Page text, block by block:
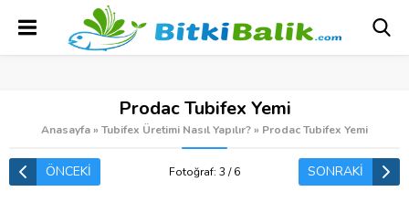
Prodac Tubifex Yemi
Anasayfa» Tubifex Üretimi Nasıl Yapılır?» Prodac Tubifex Yemi
ÖNCEKİ Fotoğraf: 3 / 6 SONRAKİ